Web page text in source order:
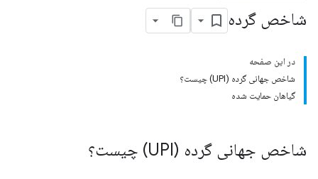
شاخص گرده
در این صفحه
شاخص جهانی گرده (UPI) چیست؟
گیاهان حمایت شده
شاخص جهانی گرده (UPI) چیست؟